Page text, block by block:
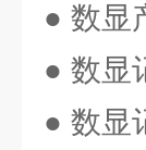
● 数显
● 数显
● 数显